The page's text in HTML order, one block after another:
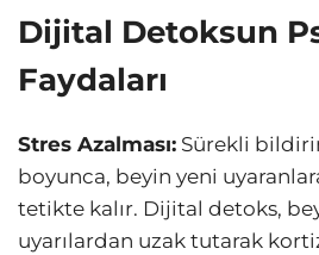
Dijital Detoksun
Faydaları
Stres Azalması: Sürekli
boyunca, beyin yeni
tetikte kalır. Dijital detoks,
uyarılardan uzak tutarak